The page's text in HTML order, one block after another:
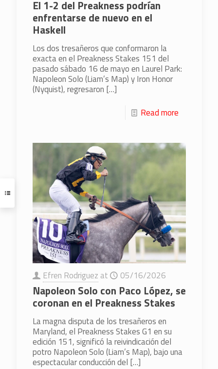
El 1-2 del Preakness podrían
enfrentarse de nuevo en el
Haskell
Los dos tresañeros que conformaron la
exacta en el Preakness Stakes 151 del
pasado sábado 16 de mayo en Laurel Park:
Napoleon Solo (Liam’s Map) y Iron Honor
(Nyquist), regresaron […]
Read more
Efren Rodriguez at 05/16/2026
Napoleon Solo con Paco López, se
coronan en el Preakness Stakes
La magna disputa de los tresañeros en
Maryland, el Preakness Stakes G1 en su
edición 151, significó la reivindicación del
potro Napoleon Solo (Liam’s Map), bajo una
espectacular conducción del […]